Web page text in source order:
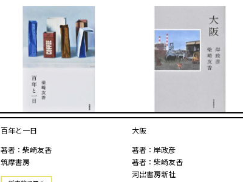
百年と一日
著者：柴崎友香
筑摩書房
大阪
著者：岸政彦
著者：柴崎友香
河出書房新社